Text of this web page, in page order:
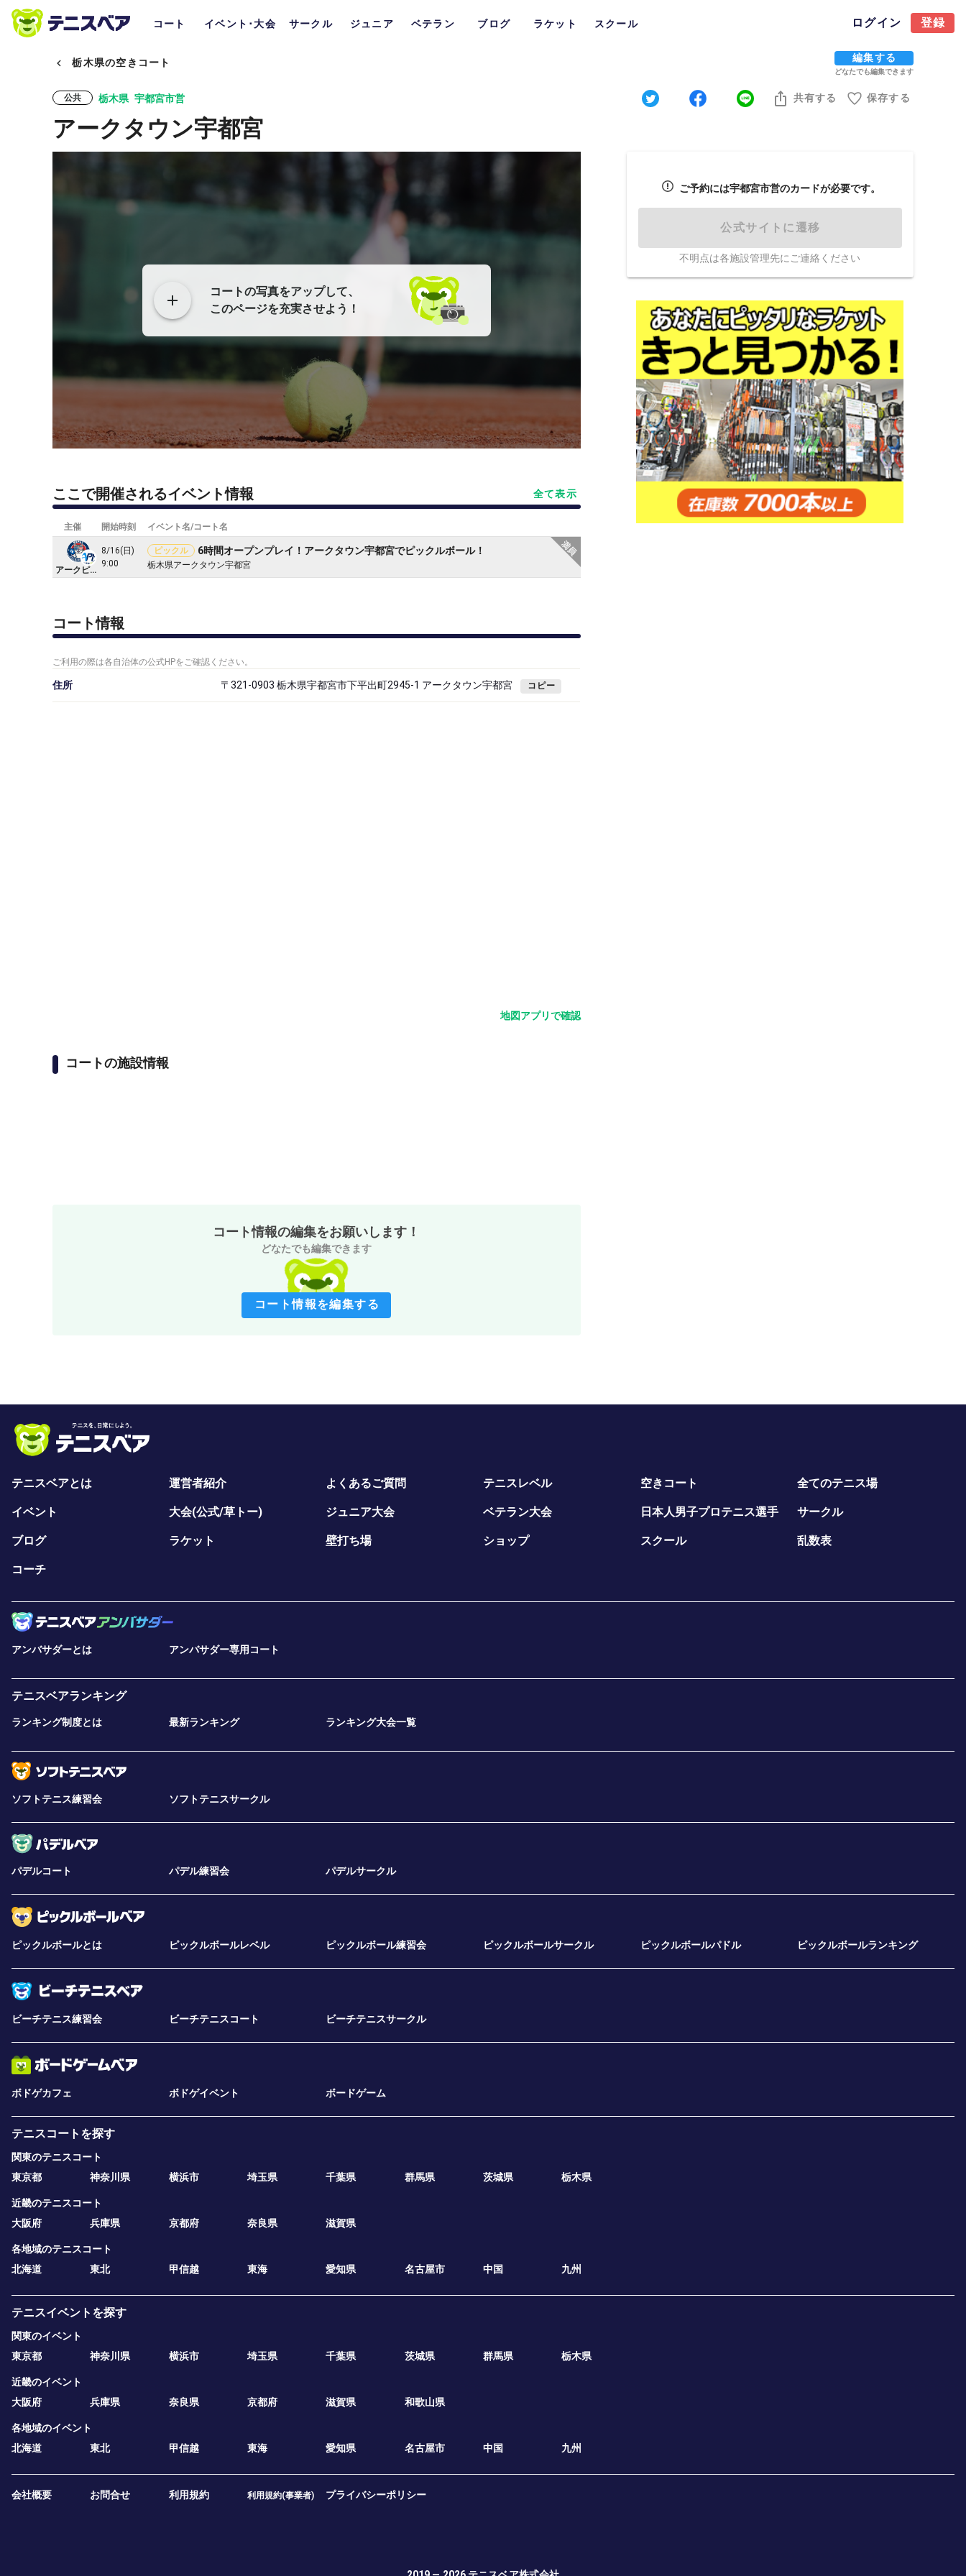
コート イベント･大会 サークル ジュニア ベテラン ブログ ラケット スクール ログイン 登録
栃木県の空きコート 編集する
どなたでも編集できます
公共 栃木県 宇都宮市営 共有する 保存する
アークタウン宇都宮
コートの写真をアップして、
このページを充実させよう！
ここで開催されるイベント情報 全て表示
主催 開始時刻 イベント名/コート名
アークピックルプレイヤーズ
8/16(日)
9:00
ピックル 6時間オープンプレイ！アークタウン宇都宮でピックルボール！
栃木県アークタウン宇都宮
コート情報
ご利用の際は各自治体の公式HPをご確認ください。
住所 〒321-0903 栃木県宇都宮市下平出町2945-1 アークタウン宇都宮 コピー
地図アプリで確認
コートの施設情報
コート情報の編集をお願いします！
どなたでも編集できます
コート情報を編集する
ご予約には宇都宮市営のカードが必要です。
公式サイトに遷移
不明点は各施設管理先にご連絡ください
テニスベアとは 運営者紹介 よくあるご質問 テニスレベル 空きコート 全てのテニス場
イベント 大会(公式/草トー) ジュニア大会 ベテラン大会 日本人男子プロテニス選手 サークル
ブログ ラケット 壁打ち場 ショップ スクール 乱数表
コーチ
アンバサダーとは アンバサダー専用コート
テニスベアランキング
ランキング制度とは 最新ランキング ランキング大会一覧
ソフトテニス練習会 ソフトテニスサークル
パデルコート パデル練習会 パデルサークル
ピックルボールとは ピックルボールレベル ピックルボール練習会 ピックルボールサークル ピックルボールパドル ピックルボールランキング
ビーチテニス練習会 ビーチテニスコート ビーチテニスサークル
ボドゲカフェ ボドゲイベント ボードゲーム
テニスコートを探す
関東のテニスコート
東京都
神奈川県 横浜市 埼玉県 千葉県 群馬県 茨城県 栃木県
近畿のテニスコート
大阪府
兵庫県 京都府 奈良県 滋賀県
各地域のテニスコート
北海道
東北 甲信越 東海 愛知県 名古屋市 中国 九州
テニスイベントを探す
関東のイベント
東京都
神奈川県 横浜市 埼玉県 千葉県 茨城県 群馬県 栃木県
近畿のイベント
大阪府
兵庫県 奈良県 京都府 滋賀県 和歌山県
各地域のイベント
北海道
東北 甲信越 東海 愛知県 名古屋市 中国 九州
会社概要 お問合せ 利用規約 利用規約(事業者) プライバシーポリシー